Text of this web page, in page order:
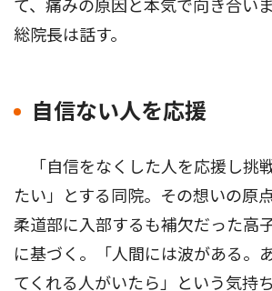
て、痛みの原因と本気で向き合い
総院長は話す。
自信ない人を応援
「自信をなくした人を応援し挑
たい」とする同院。その想いの原
柔道部に入部するも補欠だった高
に基づく。「人間には波がある。
てくれる人がいたら」という気持